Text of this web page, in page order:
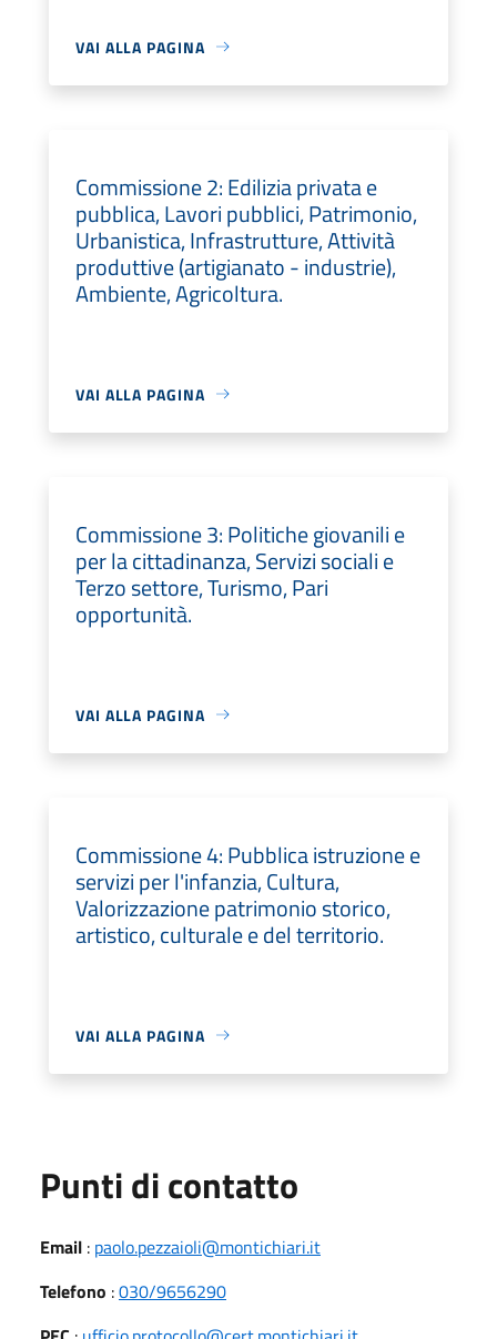
VAI ALLA PAGINA
Commissione 2: Edilizia privata e
pubblica, Lavori pubblici, Patrimonio,
Urbanistica, Infrastrutture, Attività
produttive (artigianato - industrie),
Ambiente, Agricoltura.
VAI ALLA PAGINA
Commissione 3: Politiche giovanili e
per la cittadinanza, Servizi sociali e
Terzo settore, Turismo, Pari
opportunità.
VAI ALLA PAGINA
Commissione 4: Pubblica istruzione e
servizi per l'infanzia, Cultura,
Valorizzazione patrimonio storico,
artistico, culturale e del territorio.
VAI ALLA PAGINA
Punti di contatto
Email : paolo.pezzaioli@montichiari.it
Telefono :030/9656290